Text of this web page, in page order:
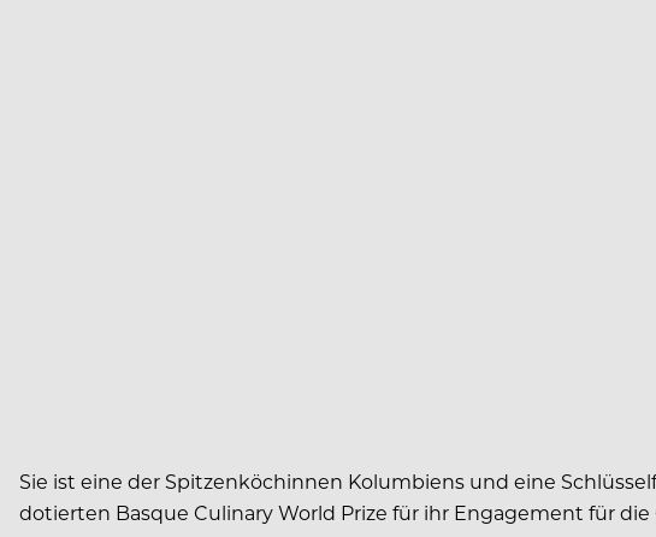
Sie ist eine der Spitzenköchinnen Kolumbiens und eine
dotierten Basque Culinary World Prize für ihr Engagement für